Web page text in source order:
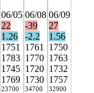
06/05
22
1.26
1751
1783
1745
1769
23700
06/08
-39
-2.2
1761
1770
1720
1730
34700
06/09
27
1.56
1750
1763
1732
1757
32900